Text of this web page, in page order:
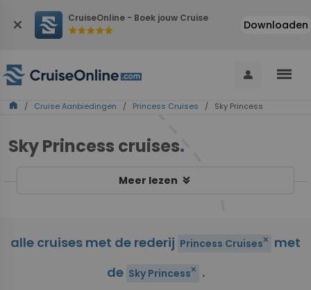
close CruiseOnline - Boek jouw Cruise
starstarstarstarstar Downloaden
person menu
home / Cruise Aanbiedingen / Princess Cruises / Sky Princess
Sky Princess cruises.
Meer lezen keyboard_double_arrow_down
alle cruises met de rederij Princess Cruisesclose
met
de Sky Princessclose .